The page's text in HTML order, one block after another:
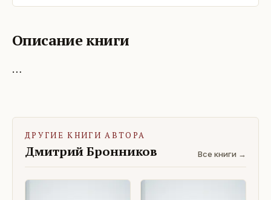
Описание книги
…
ДРУГИЕ КНИГИ АВТОРА
Дмитрий Бронников Все книги →